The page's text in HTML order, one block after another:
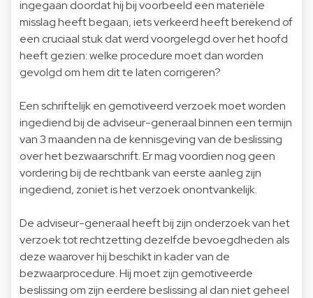
ingegaan doordat hij bij voorbeeld een materiële
misslag heeft begaan, iets verkeerd heeft berekend of
een cruciaal stuk dat werd voorgelegd over het hoofd
heeft gezien: welke procedure moet dan worden
gevolgd om hem dit te laten corrigeren?
Een schriftelijk en gemotiveerd verzoek moet worden
ingediend bij de adviseur-generaal binnen een termijn
van 3 maanden na de kennisgeving van de beslissing
over het bezwaarschrift. Er mag voordien nog geen
vordering bij de rechtbank van eerste aanleg zijn
ingediend, zoniet is het verzoek onontvankelijk.
De adviseur-generaal heeft bij zijn onderzoek van het
verzoek tot rechtzetting dezelfde bevoegdheden als
deze waarover hij beschikt in kader van de
bezwaarprocedure. Hij moet zijn gemotiveerde
beslissing om zijn eerdere beslissing al dan niet geheel